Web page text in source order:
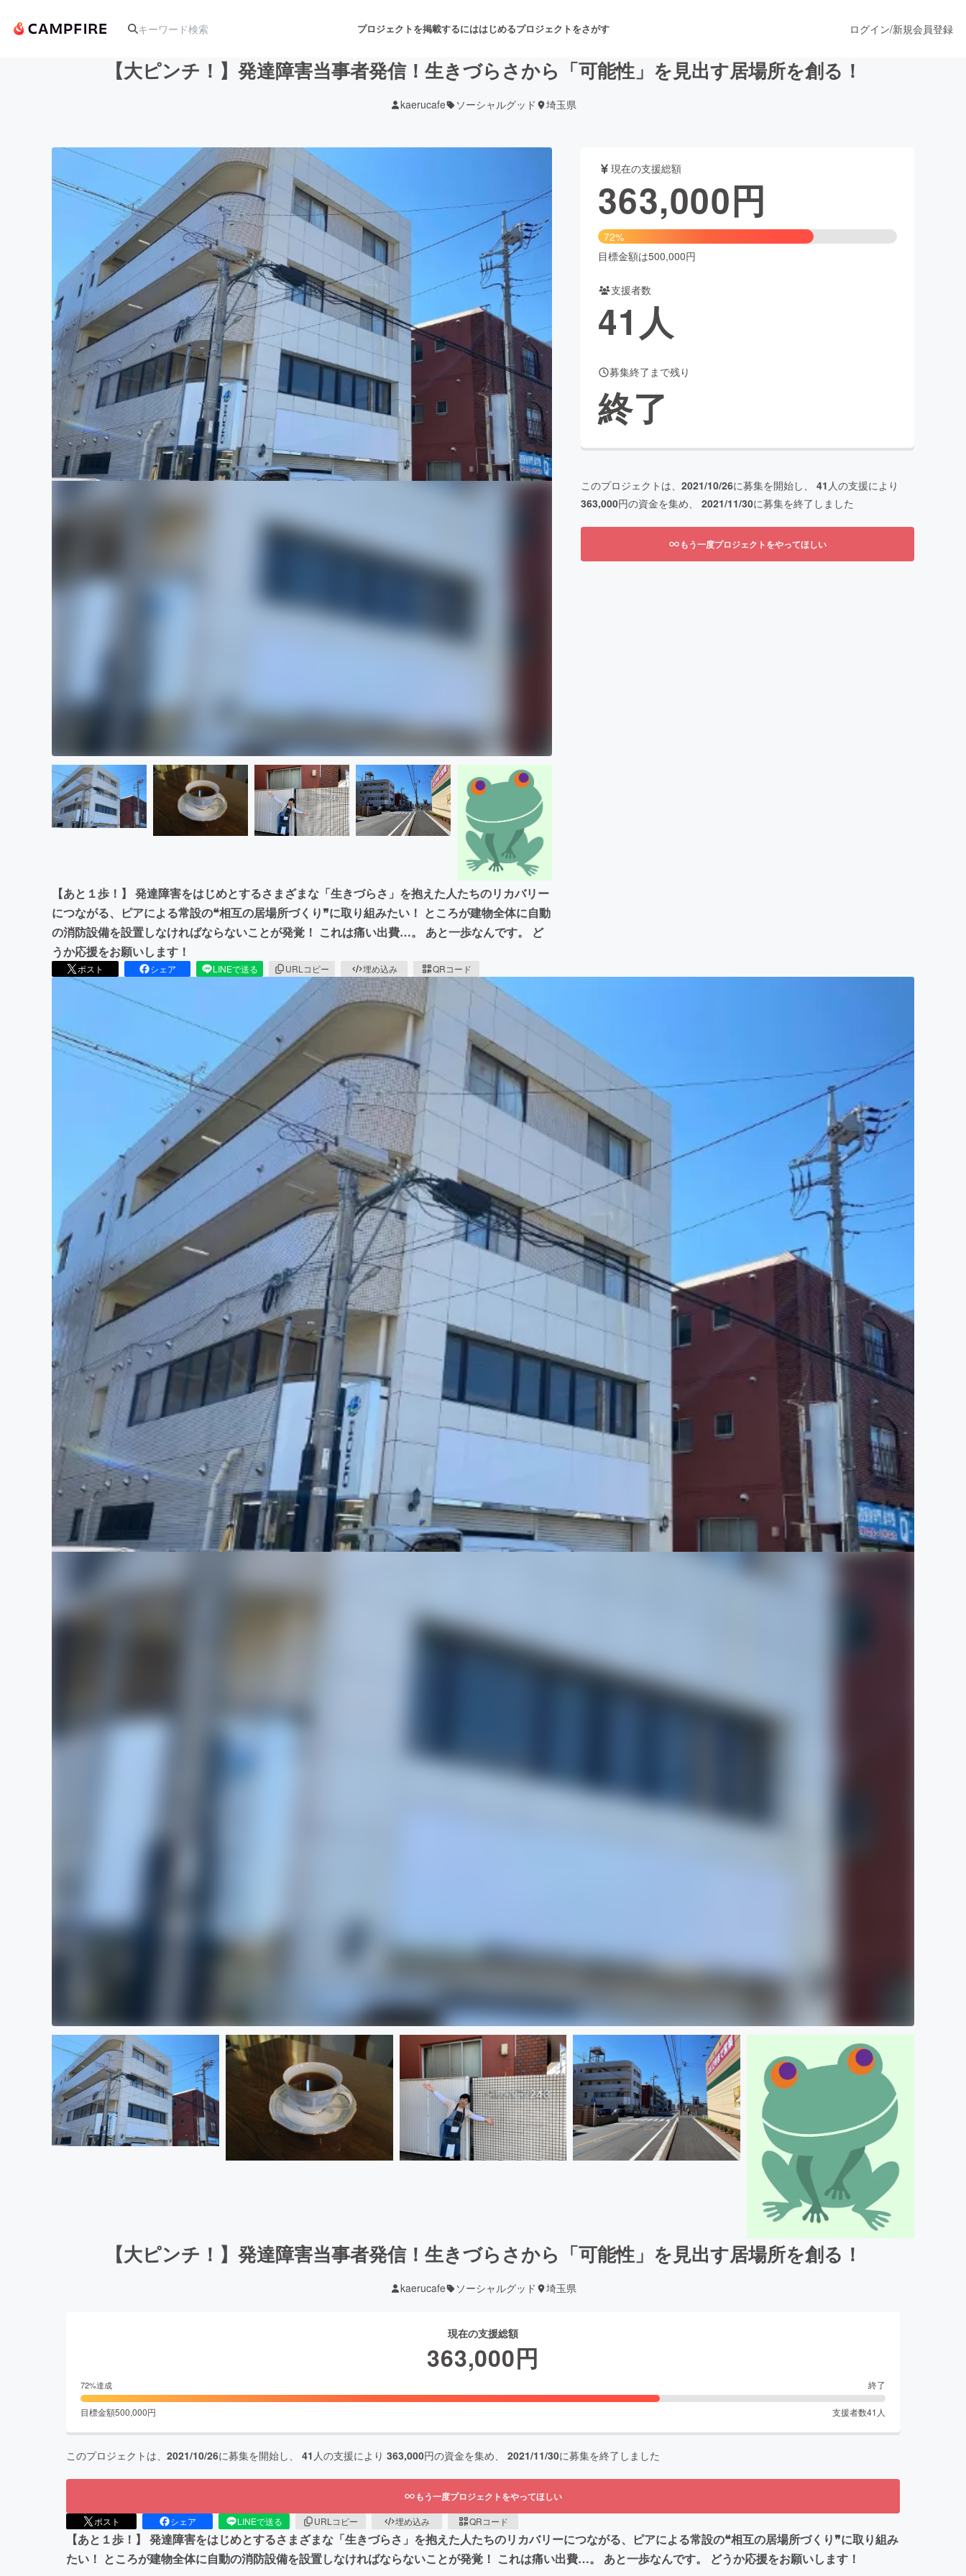
プロジェクトを掲載するにははじめるプロジェクトをさがす
アート・写真 音楽 舞台・パフォーマンス
テクノロジー・ガジェット ゲーム・サービス開発 フード・飲食店 ファッション
映像・映画 書籍・雑誌出版 アニメ・漫画
ビジネス・起業 チャレンジ ビューティー・ヘルスケア
まちづくり・地域活性化
CAMPFIRE for Social Good
CAMPFIRE Creation
CAMPFIREふるさと納税machi-yaコミュニティ
ログイン/新規会員登録
【大ピンチ！】発達障害当事者発信！生きづらさから「可能性」を見出す居場所を創る！
kaerucafe ソーシャルグッド 埼玉県
【あと１歩！】 発達障害をはじめとするさまざまな「生きづらさ」を抱えた人たちのリカバリー
につながる、ピアによる常設の❝相互の居場所づくり❞に取り組みたい！ ところが建物全体に自動
の消防設備を設置しなければならないことが発覚！ これは痛い出費…。 あと一歩なんです。 ど
うか応援をお願いします！
ポスト シェア LINEで送る URLコピー 埋め込み QRコード
現在の支援総額
363,000円
72%
目標金額は500,000円
支援者数
41 人
募集終了まで残り
終了
このプロジェクトは、 2021/10/26に募集を開始し、 41 人の支援により
363,000円の資金を集め、 2021/11/30に募集を終了しました
もう一度プロジェクトをやってほしい
【大ピンチ！】発達障害当事者発信！生きづらさから「可能性」を見出す居場所を創る！
kaerucafe ソーシャルグッド 埼玉県
現在の支援総額
363,000円
72%達成 終了
目標金額500,000円 支援者数41 人
このプロジェクトは、 2021/10/26に募集を開始し、 41 人の支援により 363,000円の資金を集め、 2021/11/30に募集を終了しました
もう一度プロジェクトをやってほしい
ポスト シェア LINEで送る URLコピー 埋め込み QRコード
【あと１歩！】 発達障害をはじめとするさまざまな「生きづらさ」を抱えた人たちのリカバリーにつながる、ピアによる常設の❝相互の居場所づくり❞に取り組み
たい！ ところが建物全体に自動の消防設備を設置しなければならないことが発覚！ これは痛い出費…。 あと一歩なんです。 どうか応援をお願いします！